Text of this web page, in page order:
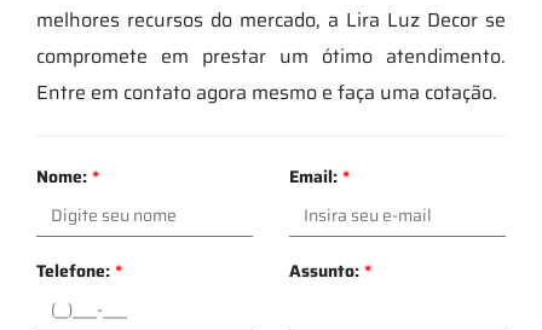
melhores recursos do mercado, a Lira Luz Decor se
compromete em prestar um ótimo atendimento.
Entre em contato agora mesmo e faça uma cotação.
Nome:* Email:*
Telefone:* Assunto:*